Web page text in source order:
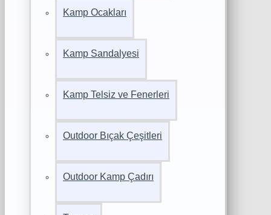
Kamp Ocakları
Kamp Sandalyesi
Kamp Telsiz ve Fenerleri
Outdoor Bıçak Çeşitleri
Outdoor Kamp Çadırı